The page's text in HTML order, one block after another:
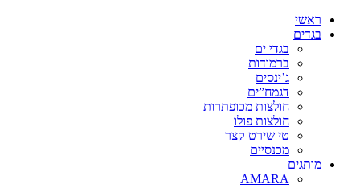
ראשי
בגדים
בגדי ים
ברמודות
ג’ינסים
דגמח”ים
חולצות מכופתרות
חולצות פולו
טי שירט קצר
מכנסיים
מותגים
AMARA